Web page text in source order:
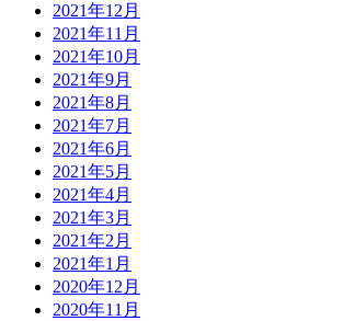
2021年12月
2021年11月
2021年10月
2021年9月
2021年8月
2021年7月
2021年6月
2021年5月
2021年4月
2021年3月
2021年2月
2021年1月
2020年12月
2020年11月